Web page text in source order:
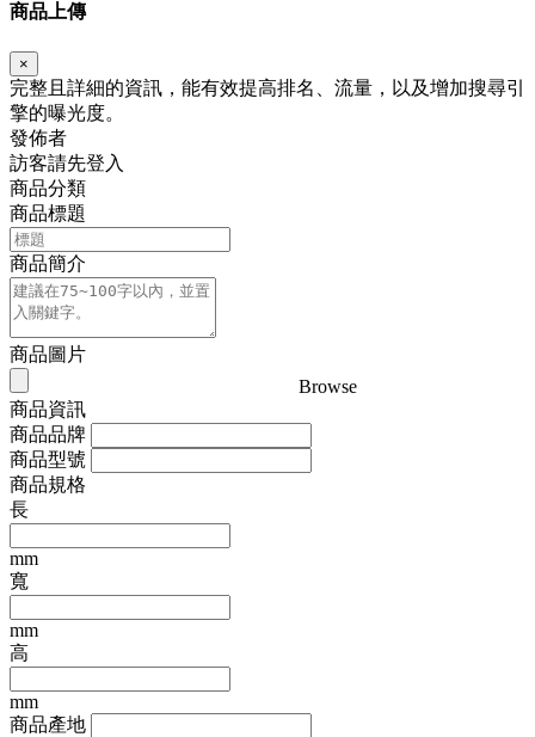
商品上傳
×
完整且詳細的資訊，能有效提高排名、流量，以及增加搜尋引
擎的曝光度。
發佈者
訪客請先登入
商品分類
商品標題
商品簡介
商品圖片
Browse
商品資訊
商品品牌
商品型號
商品規格
長
mm
寬
mm
高
mm
商品產地